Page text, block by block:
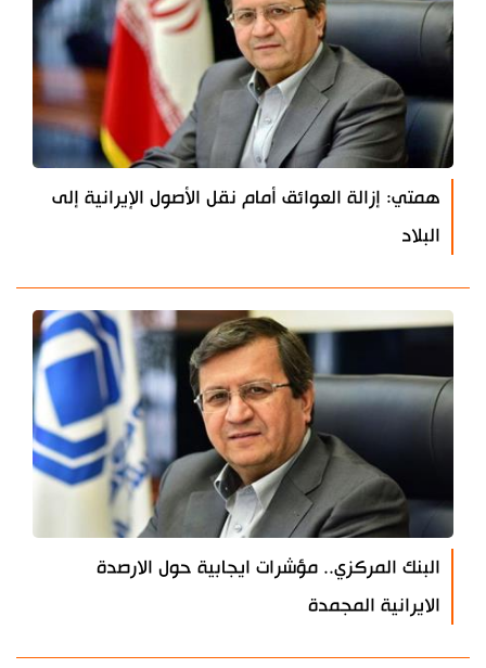
همتي: إزالة العوائق أمام نقل الأصول الإيرانية إلى
البلاد
البنك المركزي.. مؤشرات ايجابية حول الارصدة
الايرانية المجمدة